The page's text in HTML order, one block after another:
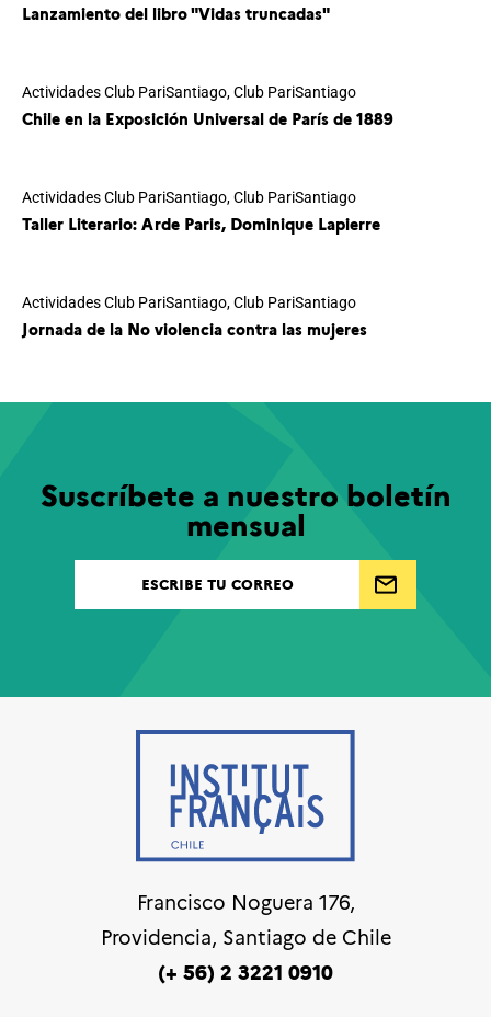
Lanzamiento del libro "Vidas truncadas"
Actividades Club PariSantiago,Club PariSantiago
Chile en la Exposición Universal de París de 1889
Actividades Club PariSantiago,Club PariSantiago
Taller Literario: Arde Paris, Dominique Lapierre
Actividades Club PariSantiago,Club PariSantiago
Jornada de la No violencia contra las mujeres
Suscríbete a nuestro boletín
mensual
Francisco Noguera 176,
Providencia, Santiago de Chile
(+ 56) 2 3221 0910